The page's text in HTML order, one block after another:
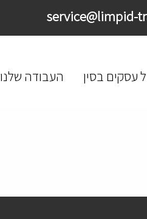
עסקים בסין העבודה שלנו